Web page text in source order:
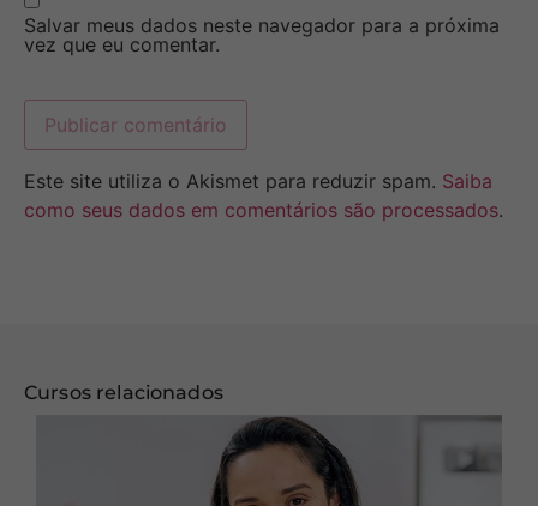
Salvar meus dados neste navegador para a próxima
vez que eu comentar.
Este site utiliza o Akismet para reduzir spam. Saiba
como seus dados em comentários são processados.
Cursos relacionados